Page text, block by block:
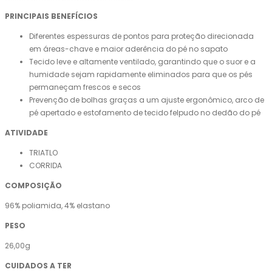
PRINCIPAIS BENEFÍCIOS
Diferentes espessuras de pontos para proteção direcionada
em áreas-chave e maior aderência do pé no sapato
Tecido leve e altamente ventilado, garantindo que o suor e a
humidade sejam rapidamente eliminados para que os pés
permaneçam frescos e secos
Prevenção de bolhas graças a um ajuste ergonômico, arco de
pé apertado e estofamento de tecido felpudo no dedão do pé
ATIVIDADE
TRIATLO
CORRIDA
COMPOSIÇÃO
96% poliamida, 4% elastano
PESO
26,00g
CUIDADOS A TER